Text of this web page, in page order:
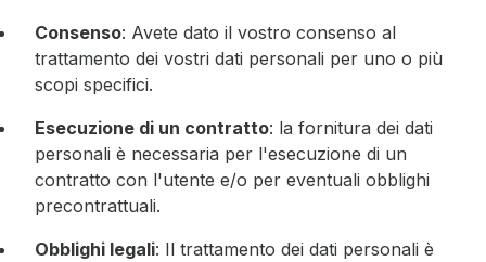
Consenso: Avete dato il vostro consenso al
trattamento dei vostri dati personali per uno o più
scopi specifici.
Esecuzione di un contratto: la fornitura dei dati
personali è necessaria per l'esecuzione di un
contratto con l'utente e/o per eventuali obblighi
precontrattuali.
Obblighi legali: Il trattamento dei dati personali è